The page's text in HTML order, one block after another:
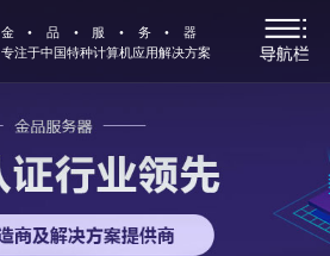
金•品•服•务•器
专注于中国特种计算机应用解决方案